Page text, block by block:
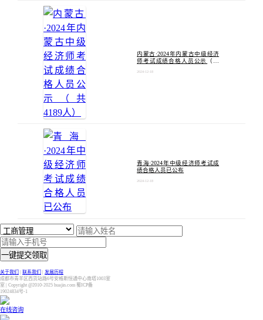
内蒙古·2024年内蒙古中级经济
师考试成绩合格人员公示（共
2024-12-18
青海·2024年中级经济师考试成
绩合格人员已公布
2024-12-18
一键提交领取
关于我们 联系我们
发展历程
成都市青羊区西货站路6号安格斯恒通中心南塔1003室
室 | Copyright @2010-2025 huajin.com 蜀ICP备
19024834号-1
在线咨询